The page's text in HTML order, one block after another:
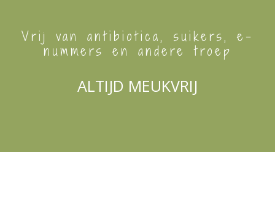
Vrij van antibiotica, suikers, e-
nummers en andere troep
ALTIJD MEUKVRIJ